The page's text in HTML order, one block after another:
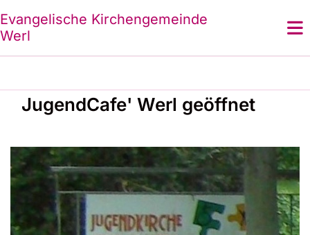
Evangelische Kirchengemeinde
Werl
JugendCafe' Werl geöffnet